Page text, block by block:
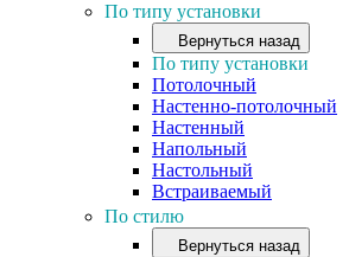
По типу установки
Вернуться назад
По типу установки
Потолочный
Настенно-потолочный
Настенный
Напольный
Настольный
Встраиваемый
По стилю
Вернуться назад